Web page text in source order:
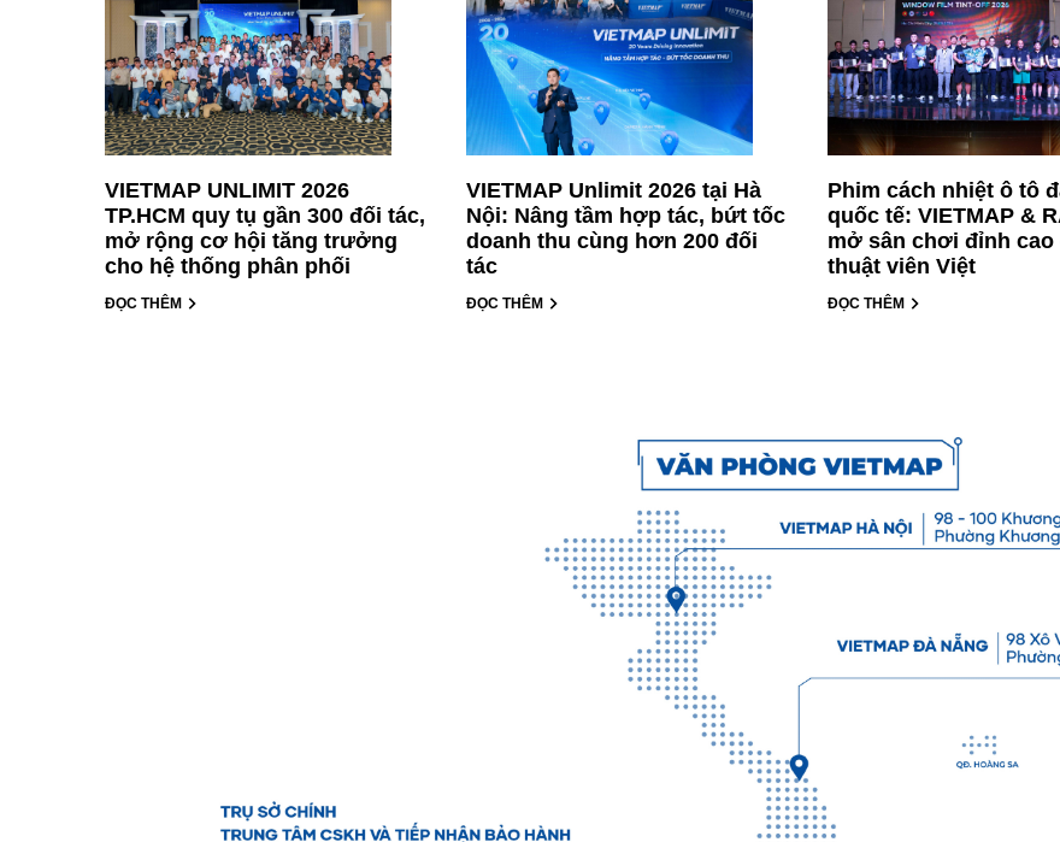
VIETMAP UNLIMIT 2026
TP.HCM quy tụ gần 300 đối tác,
mở rộng cơ hội tăng trưởng
cho hệ thống phân phối
ĐỌC THÊM
VIETMAP Unlimit 2026 tại Hà
Nội: Nâng tầm hợp tác, bứt tốc
doanh thu cùng hơn 200 đối
tác
ĐỌC THÊM
Phim cách nhiệt ô tô
quốc tế: VIETMAP &
mở sân chơi đỉnh cao
thuật viên Việt
ĐỌC THÊM